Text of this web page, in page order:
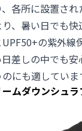
各所に設置され
、暑い日でも快
の紫外線
差しの中でも安
にも適していま
ムダウンシュ